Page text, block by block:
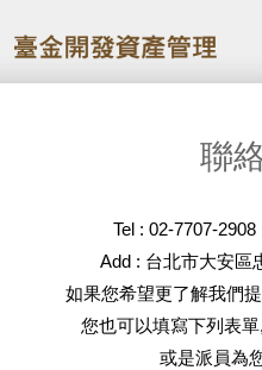
聯
Tel : 02-7707-
Add : 台北市大安區
如果您希望更了解我們
您也可以填寫下列表
或是派員為